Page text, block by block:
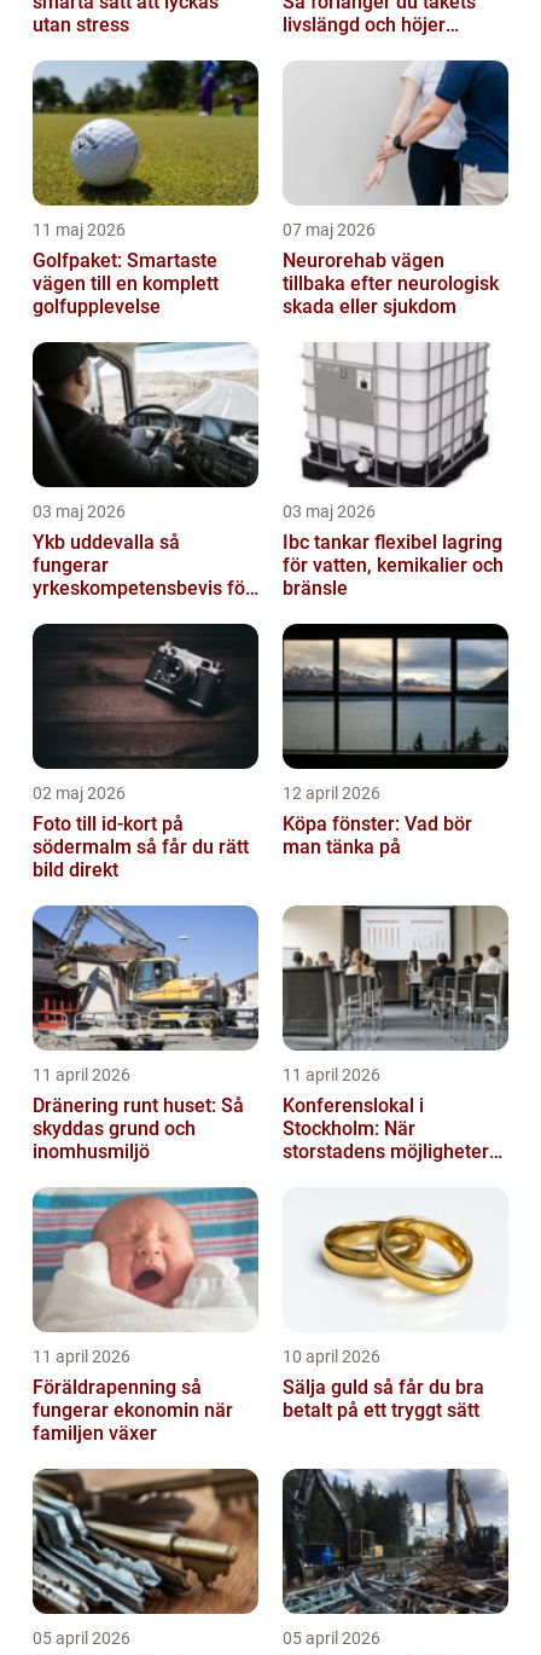
utan stress
livslängd och höjer
11 maj 2026
Golfpaket: Smartaste
vägen till en komplett
golfupplevelse
07 maj 2026
Neurorehab vägen
tillbaka efter neurologisk
skada eller sjukdom
03 maj 2026
Ykb uddevalla så
fungerar
yrkeskompetensbevis för
03 maj 2026
Ibc tankar flexibel lagring
för vatten, kemikalier och
bränsle
02 maj 2026
Foto till id-kort på
södermalm så får du rätt
bild direkt
12 april 2026
Köpa fönster: Vad bör
man tänka på
11 april 2026
Dränering runt huset: Så
skyddas grund och
inomhusmiljö
11 april 2026
Konferenslokal i
Stockholm: När
storstadens möjligheter
11 april 2026
Föräldrapenning så
fungerar ekonomin när
familjen växer
10 april 2026
Sälja guld så får du bra
betalt på ett tryggt sätt
05 april 2026 05 april 2026